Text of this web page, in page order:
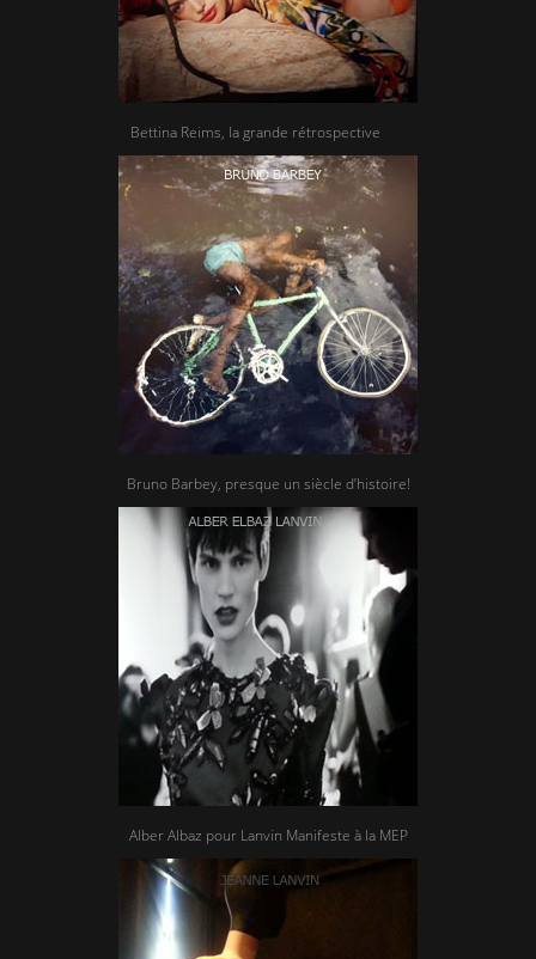
Bettina Reims, la grande rétrospective
Bruno Barbey, presque un siècle d’histoire!
Alber Albaz pour Lanvin Manifeste à la MEP